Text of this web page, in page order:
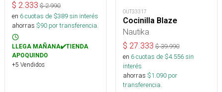
$ 2.333 $2.990
en 6cuotas de $389sin interés
ahorras $90 por transferencia.
LLEGA MAÑANA✔️TIENDA
APOQUINDO
+5 Vendidos
OUT33317
Cocinilla Blaze
Nautika
$ 27.333 $39.990
en 6cuotas de $4.556sin
interés
ahorras $1.090 por
transferencia.